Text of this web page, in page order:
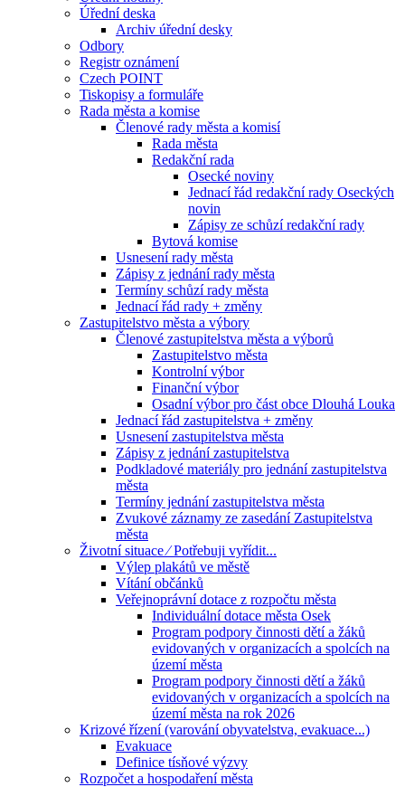
Úřední deska
Archiv úřední desky
Odbory
Registr oznámení
Czech POINT
Tiskopisy a formuláře
Rada města a komise
Členové rady města a komisí
Rada města
Redakční rada
Osecké noviny
Jednací řád redakční rady Oseckých
novin
Zápisy ze schůzí redakční rady
Bytová komise
Usnesení rady města
Zápisy z jednání rady města
Termíny schůzí rady města
Jednací řád rady + změny
Zastupitelstvo města a výbory
Členové zastupitelstva města a výborů
Zastupitelstvo města
Kontrolní výbor
Finanční výbor
Osadní výbor pro část obce Dlouhá Louka
Jednací řád zastupitelstva + změny
Usnesení zastupitelstva města
Zápisy z jednání zastupitelstva
Podkladové materiály pro jednání zastupitelstva
města
Termíny jednání zastupitelstva města
Zvukové záznamy ze zasedání Zastupitelstva
města
Životní situace ⁄ Potřebuji vyřídit...
Výlep plakátů ve městě
Vítání občánků
Veřejnoprávní dotace z rozpočtu města
Individuální dotace města Osek
Program podpory činnosti dětí a žáků
evidovaných v organizacích a spolcích na
území města
Program podpory činnosti dětí a žáků
evidovaných v organizacích a spolcích na
území města na rok 2026
Krizové řízení (varování obyvatelstva, evakuace...)
Evakuace
Definice tísňové výzvy
Rozpočet a hospodaření města